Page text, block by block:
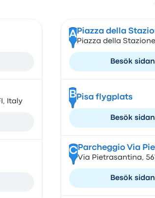
Italy
A Piazza della
Piazza della
Besök sidan
BPisa flygplats
Besök sidan
CParcheggio Via
Via Pietrasantina,
Besök sidan